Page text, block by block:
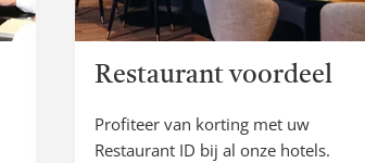
Restaurant voordeel
Profiteer van korting met uw
Restaurant ID bij al onze hotels.